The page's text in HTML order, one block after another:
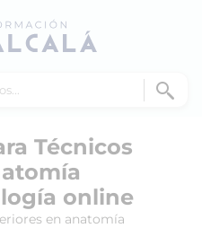
Técnicos
online
en anatomía